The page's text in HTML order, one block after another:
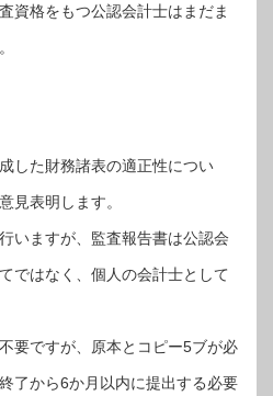
資格をもつ公認会計士はまだま
した財務諸表の適正性につい
見表明します。
いますが、監査報告書は公認会
ではなく、個人の会計士として
要ですが、原本とコピー5ブが必
了から6か月以内に提出する必要